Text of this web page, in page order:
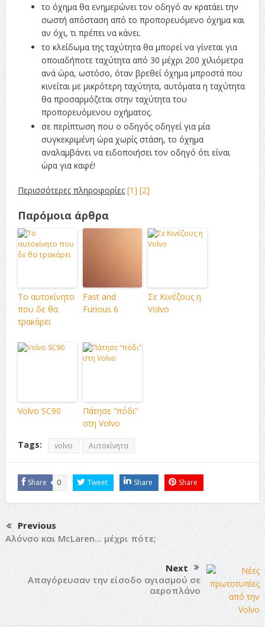
το όχημα θα ενημερώνει τον οδηγό αν κρατάει την
σωστή απόσταση από το προπορευόμενο όχημα και
αν όχι, τι πρέπει να κάνει.
το κλείδωμα της ταχύτητα θα μπορεί να γίνεται για
οποιαδήποτε ταχύτητα από 30 μέχρι 200 χιλιόμετρα
ανά ώρα, ωστόσο, όταν βρεθεί όχημα μπροστά που
κινείται με μικρότερη ταχύτητα, αυτόματα η ταχύτητα
θα προσαρμόζεται στην ταχύτητα του
προπορευόμενου οχήματος.
σε περίπτωση που ο οδηγός οδηγεί για μία
συγκεκριμένη ώρα χωρίς στάση, το όχημα
αναλαμβάνει να ειδοποιήσει τον οδηγό ότι είναι
ώρα για καφέ!
Περισσότερες πληροφορίες [1] [2]
Παρόμοια άρθρα
Το αυτοκίνητο
που δε θα
τρακάρει
Fast and
Furious 6
Σε Κινέζους η
Volvo
Volvo SC90
Πάτησε “πόδι”
στη Volvo
Tags:
volvo Αυτοκίνητα
Share 0 Tweet Share Share
Previous
Αλόνσο και McLaren… μέχρι πότε;
Next
Απαγόρευσαν την είσοδο αγιασμού σε
αεροπλάνο